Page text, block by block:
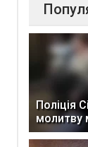
Поліція
молитву